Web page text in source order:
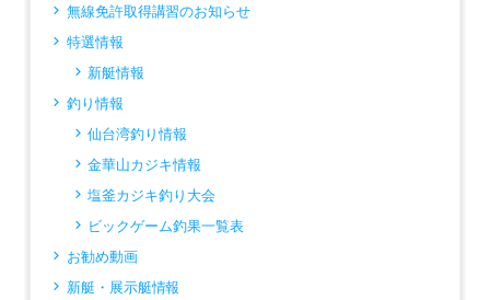
無線免許取得講習のお知らせ
特選情報
新艇情報
釣り情報
仙台湾釣り情報
金華山カジキ情報
塩釜カジキ釣り大会
ビックゲーム釣果一覧表
お勧め動画
新艇・展示艇情報